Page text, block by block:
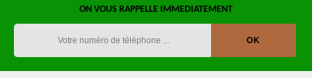
ON VOUS RAPPELLE IMMEDIATEMENT